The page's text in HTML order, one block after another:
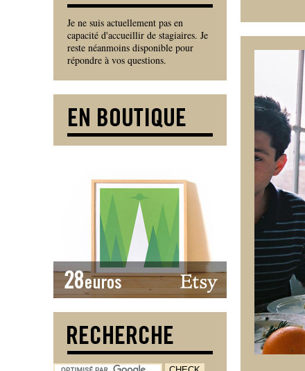
Je ne suis actuellement pas en
capacité d'accueillir de stagiaires. Je
reste néanmoins disponible pour
répondre à vos questions.